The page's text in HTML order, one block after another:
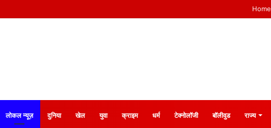
Home
लोकल न्यूज़ दुनिया खेल युवा क्राइम धर्म टेक्नोलॉजी बॉलीवुड राज्य